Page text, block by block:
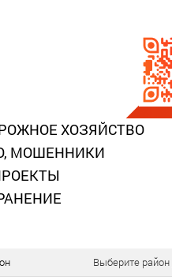
ХОЗЯЙСТВО
МОШЕННИКИ
Выберите район